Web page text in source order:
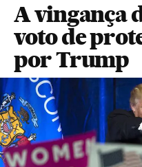
A vingança
voto de
por Trump